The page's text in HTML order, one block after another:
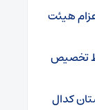
هیئت
تخصیص
کدال